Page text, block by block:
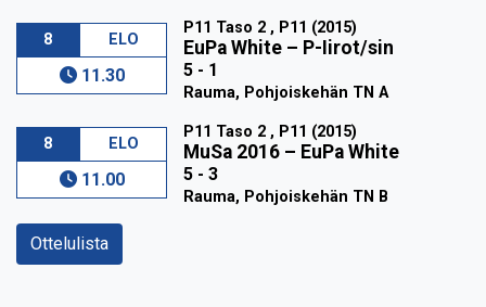
8 ELO
11.30
P11 Taso 2 , P11 (2015)
EuPa White – P-Iirot/sin
5 - 1
Rauma, Pohjoiskehän TN A
8 ELO
11.00
P11 Taso 2 , P11 (2015)
MuSa 2016 – EuPa White
5 - 3
Rauma, Pohjoiskehän TN B
Ottelulista